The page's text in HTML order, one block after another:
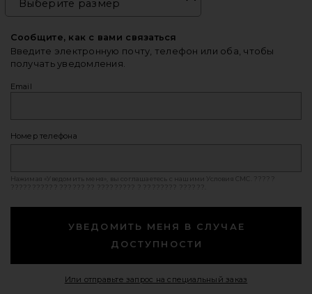
Сообщите, как с вами связаться
Введите электронную почту, телефон или оба, чтобы
получать уведомления.
Email
Номер телефона
Нажимая «Уведомить меня», вы соглашаетесь с нашими Условия СМС
УВЕДОМИТЬ МЕНЯ В СЛУЧАЕ
ДОСТУПНОСТИ
Или отправьте запрос на специальный заказ